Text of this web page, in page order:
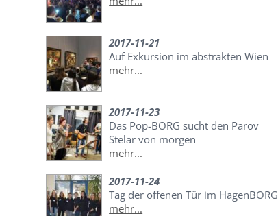
2017-11-21
Auf Exkursion im abstrakten Wien
mehr...
2017-11-23
Das Pop-BORG sucht den Parov
Stelar von morgen
mehr...
2017-11-24
Tag der offenen Tür im HagenBORG
mehr...